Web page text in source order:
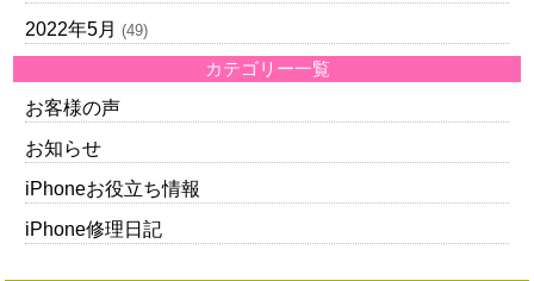
2022年5月 (49)
カテゴリー一覧
お客様の声
お知らせ
iPhoneお役立ち情報
iPhone修理日記